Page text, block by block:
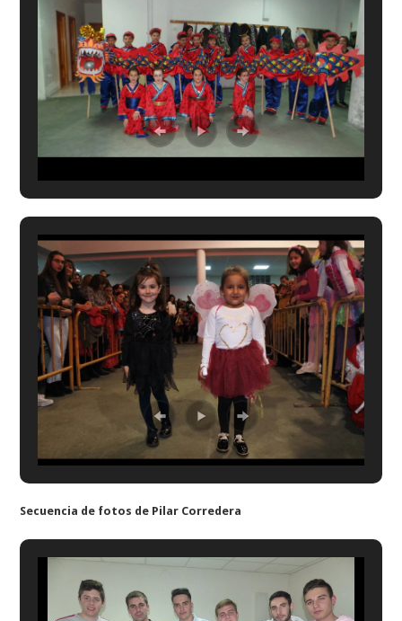
Secuencia de fotos de Pilar Corredera